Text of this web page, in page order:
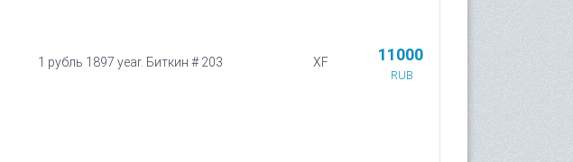
1 рубль 1897 year. Биткин # 203 XF 11000
RUB